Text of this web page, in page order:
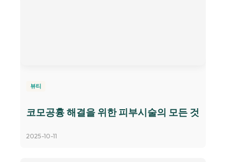
뷰티
코모공흉 해결을 위한 피부시술의 모든 것
2025-10-11